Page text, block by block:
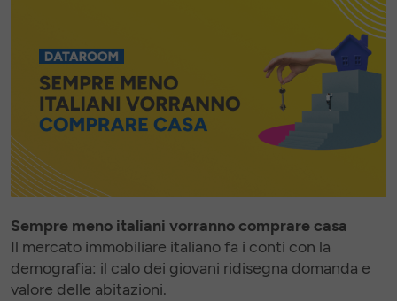
Sempre meno italiani vorranno comprare casa
Il mercato immobiliare italiano fa i conti con la
demografia: il calo dei giovani ridisegna domanda e
valore delle abitazioni.